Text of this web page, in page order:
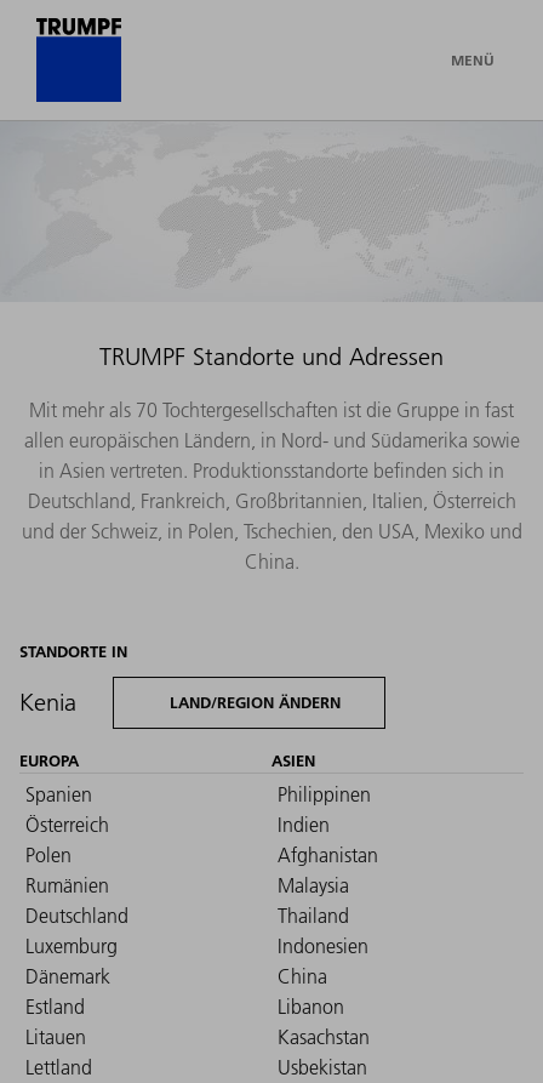
MENÜ
TRUMPF Standorte und Adressen
Mit mehr als 70 Tochtergesellschaften ist die Gruppe in fast
allen europäischen Ländern, in Nord- und Südamerika sowie
in Asien vertreten. Produktionsstandorte befinden sich in
Deutschland, Frankreich, Großbritannien, Italien, Österreich
und der Schweiz, in Polen, Tschechien, den USA, Mexiko und
China.
STANDORTE IN
Kenia LAND/REGION ÄNDERN
EUROPA
Spanien
Österreich
Polen
Rumänien
Deutschland
Luxemburg
Dänemark
Estland
Litauen
Lettland
ASIEN
Philippinen
Indien
Afghanistan
Malaysia
Thailand
Indonesien
China
Libanon
Kasachstan
Usbekistan